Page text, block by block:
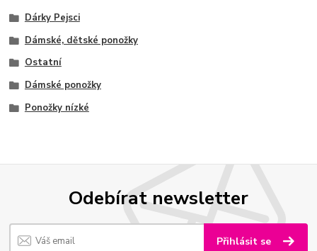
Dárky Pejsci
Dámské, dětské ponožky
Ostatní
Dámské ponožky
Ponožky nízké
Odebírat newsletter
Přihlásit se